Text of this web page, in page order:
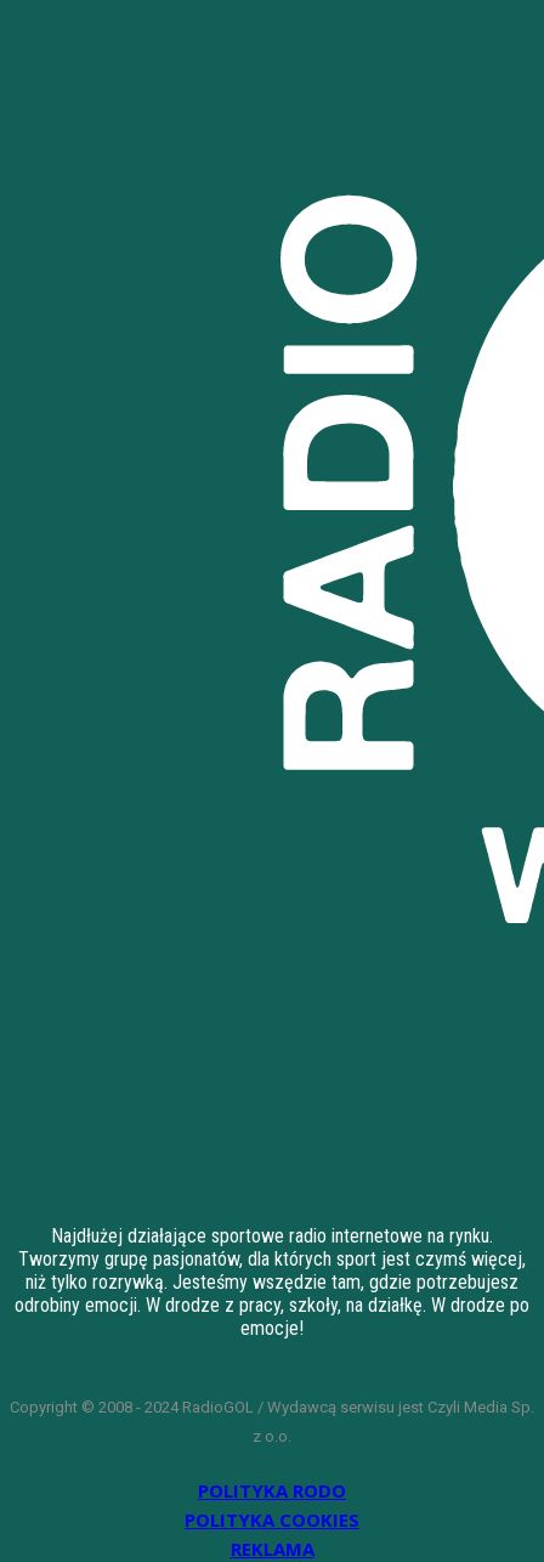
Najdłużej działające sportowe radio internetowe na rynku.
Tworzymy grupę pasjonatów, dla których sport jest czymś więcej,
niż tylko rozrywką. Jesteśmy wszędzie tam, gdzie potrzebujesz
odrobiny emocji. W drodze z pracy, szkoły, na działkę. W drodze po
emocje!
Copyright © 2008 - 2024 RadioGOL / Wydawcą serwisu jest Czyli Media Sp.
z o.o.
POLITYKA RODO
POLITYKA COOKIES
REKLAMA